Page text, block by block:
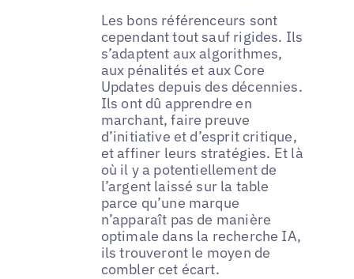
Les bons référenceurs sont
cependant tout sauf rigides. Ils
s’adaptent aux algorithmes,
aux pénalités et aux Core
Updates depuis des décennies.
Ils ont dû apprendre en
marchant, faire preuve
d’initiative et d’esprit critique,
et affiner leurs stratégies. Et là
où il y a potentiellement de
l’argent laissé sur la table
parce qu’une marque
n’apparaît pas de manière
optimale dans la recherche IA,
ils trouveront le moyen de
combler cet écart.